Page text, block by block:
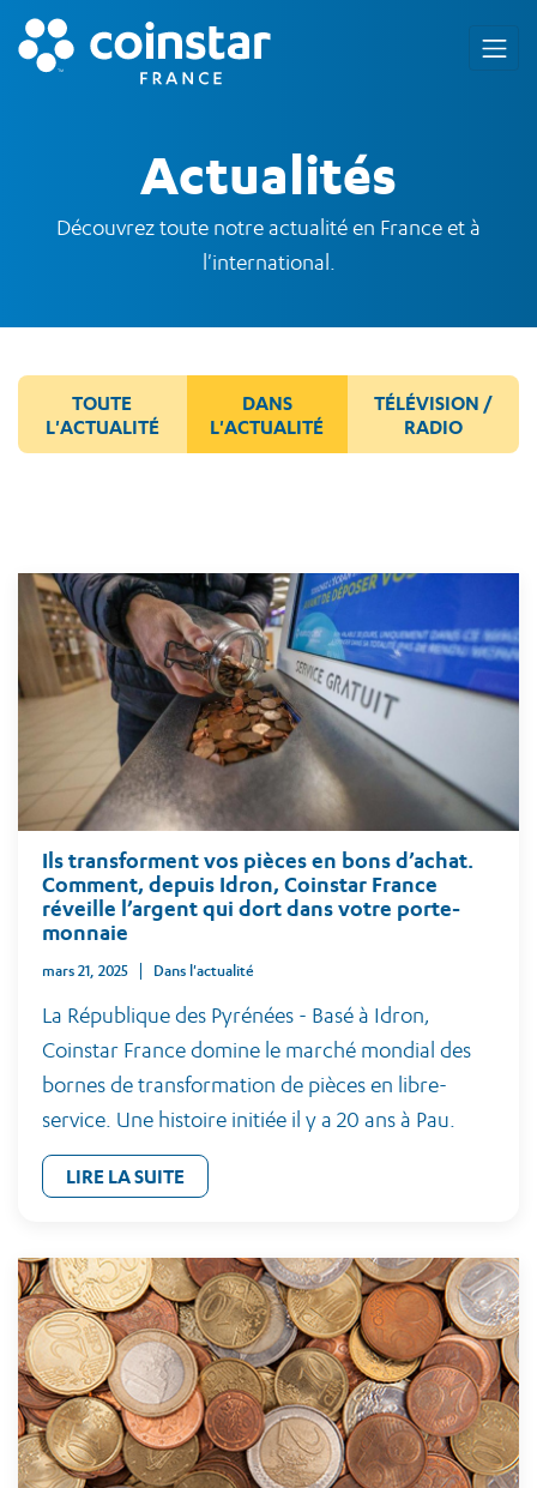
Actualités
Découvrez toute notre actualité en France et à
l'international.
TOUTE
L'ACTUALITÉ
DANS
L'ACTUALITÉ
TÉLÉVISION /
RADIO
Ils transforment vos pièces en bons d’achat.
Comment, depuis Idron, Coinstar France
réveille l’argent qui dort dans votre porte-
monnaie
mars 21, 2025 Dans l'actualité
La République des Pyrénées - Basé à Idron,
Coinstar France domine le marché mondial des
bornes de transformation de pièces en libre-
service. Une histoire initiée il y a 20 ans à Pau.
LIRE LA SUITE